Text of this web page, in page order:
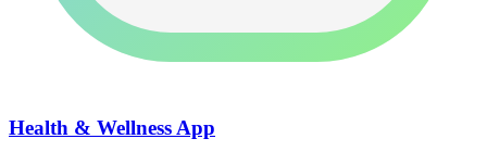
Health & Wellness App